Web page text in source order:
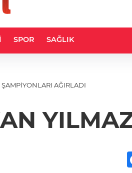
SPOR SAĞLIK
AĞIRLADI